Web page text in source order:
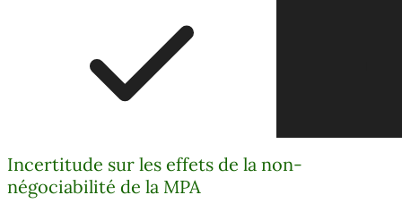
Incertitude sur les effets de la non-
négociabilité de la MPA